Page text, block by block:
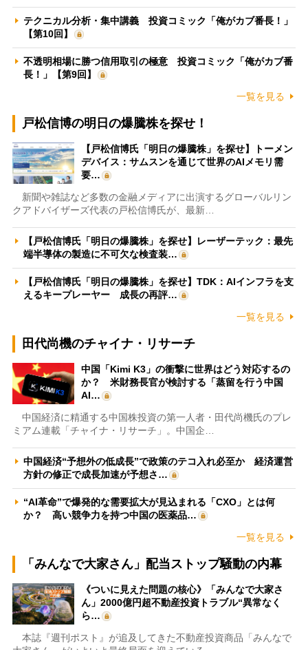
テクニカル分析・集中講義 投資コミック「俺がカブ番長！」
【第10回】
不透明相場に勝つ信用取引の極意 投資コミック「俺がカブ番
長！」【第9回】
一覧を見る
戸松信博の明日の爆騰株を探せ！
【戸松信博氏「明日の爆騰株」を探せ】トーメン
デバイス：サムスンを通じて世界のAIメモリ需
要…
新聞や雑誌など多数の金融メディアに出演するグローバルリン
クアドバイザーズ代表の戸松信博氏が、最新…
【戸松信博氏「明日の爆騰株」を探せ】レーザーテック：最先
端半導体の製造に不可欠な検査装…
【戸松信博氏「明日の爆騰株」を探せ】TDK：AIインフラを支
えるキープレーヤー 成長の再評…
一覧を見る
田代尚機のチャイナ・リサーチ
中国「Kimi K3」の衝撃に世界はどう対応するの
か？ 米財務長官が検討する「蒸留を行う中国
AI…
中国経済に精通する中国株投資の第一人者・田代尚機氏のプレ
ミアム連載「チャイナ・リサーチ」。中国企…
中国経済“予想外の低成長”で政策のテコ入れ必至か 経済運営
方針の修正で成長加速が予想さ…
“AI革命”で爆発的な需要拡大が見込まれる「CXO」とは何
か？ 高い競争力を持つ中国の医薬品…
一覧を見る
「みんなで大家さん」配当ストップ騒動の内幕
《ついに見えた問題の核心》「みんなで大家さ
ん」2000億円超不動産投資トラブル“異常なく
ら…
本誌『週刊ポスト』が追及してきた不動産投資商品「みんなで